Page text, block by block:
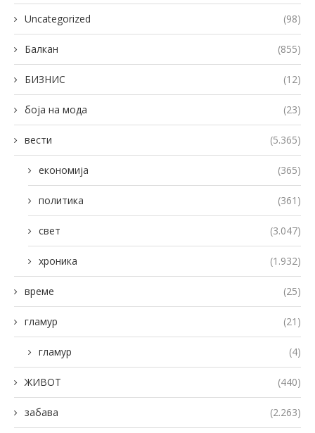
Uncategorized (98)
Балкан (855)
БИЗНИС (12)
боја на мода (23)
вести (5.365)
економија (365)
политика (361)
свет (3.047)
хроника (1.932)
време (25)
гламур (21)
гламур (4)
ЖИВОТ (440)
забава (2.263)